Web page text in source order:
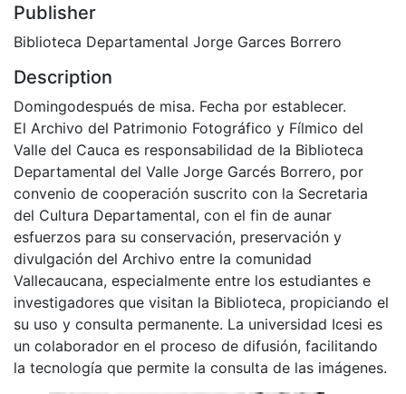
Publisher
Biblioteca Departamental Jorge Garces Borrero
Description
Domingodespués de misa. Fecha por establecer.
El Archivo del Patrimonio Fotográfico y Fílmico del
Valle del Cauca es responsabilidad de la Biblioteca
Departamental del Valle Jorge Garcés Borrero, por
convenio de cooperación suscrito con la Secretaria
del Cultura Departamental, con el fin de aunar
esfuerzos para su conservación, preservación y
divulgación del Archivo entre la comunidad
Vallecaucana, especialmente entre los estudiantes e
investigadores que visitan la Biblioteca, propiciando el
su uso y consulta permanente. La universidad Icesi es
un colaborador en el proceso de difusión, facilitando
la tecnología que permite la consulta de las imágenes.